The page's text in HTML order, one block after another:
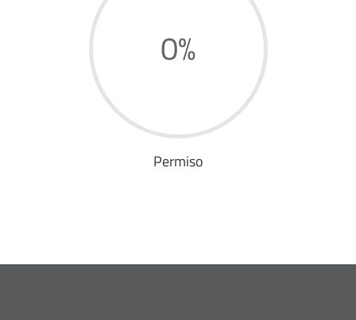
0%
Permiso